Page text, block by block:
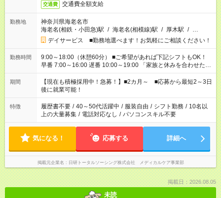
交通費 交通費全額支給
勤務地
神奈川県海老名市
海老名(相鉄・小田急)駅 / 海老名(相模線)駅 / 厚木駅 / …
デイサービス ■勤務地選べます！お気軽にご相談ください！
勤務時間
9:00～18:00（休憩60分） ■ご希望があれば下記シフトもOK！
早番 7:00～16:00 遅番 10:00～19:00 「家族と休みを合わせた
い」 「余裕を持って夕飯の準備がしたい」 「できれば残業はし
たくない」 など、ご希望を教えてくださいね。 ※Wワーク希望
の方へ 今ご覧のお仕事で希望する勤務時間と、もう1つのお仕事
の勤務時間。 合計で週40時間を超える場合は応募できません。
期間
【現在も積極採用中！急募！】■2カ月～ ■応募から最短2～3日
後に就業可能！
特徴 履歴書不要 / 40～50代活躍中 / 服装自由 / シフト勤務 / 10名以
上の大量募集 / 電話対応なし / パソコンスキル不要
気になる！ 応募する 詳細へ
掲載元企業名 日研トータルソーシング株式会社 メディカルケア事業部
掲載日：2026.08.05
未読